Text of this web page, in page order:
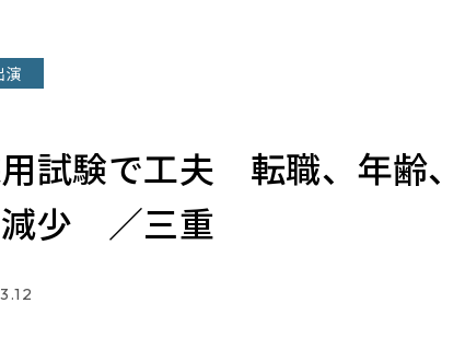
演
用試験で工夫 転職、年
少 ／三重